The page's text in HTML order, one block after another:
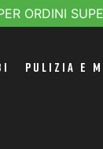
ORDINI
PULIZIA E